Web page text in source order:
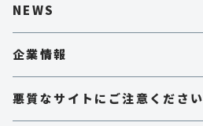
NEWS
企業情報
悪質なサイトにご注意ください